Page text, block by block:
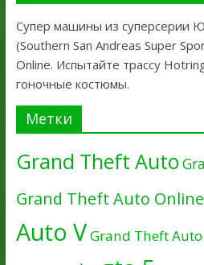
Супер машины из суперсерии
(Southern San Andreas Super
Online. Испытайте трассу
гоночные костюмы.
Метки
Grand Theft Auto
Grand Theft Auto Online
Auto VGrand Theft